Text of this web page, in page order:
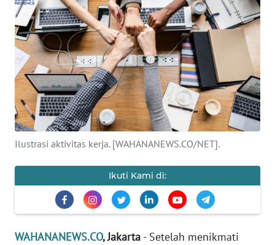
Ilustrasi aktivitas kerja. [WAHANANEWS.CO/NET].
Ikuti Kami di:
WAHANANEWS.CO, Jakarta - Setelah menikmati
SAINS-TEKNO
KESEHATAN
INTERNASIONAL
SERBA-SERBI
PENDIDIKAN
OLAHRAGA
OPINI